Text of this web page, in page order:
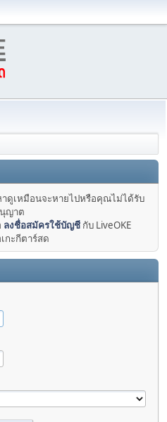
ดูเหมือนจะหายไปหรือคุณไม่ได้รับ
ญาต
ลงชื่อสมัครใช้บัญชีกับ LiveOKE
กะกีตาร์สด